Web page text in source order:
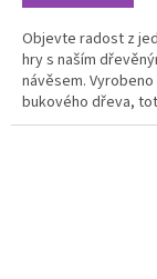
Objevte radost z
hry s naším
návěsem.
bukového dřeva,
dlouhé auto